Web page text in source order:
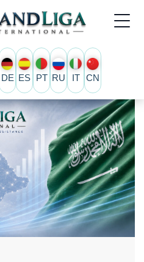
DE ES PT RU IT CN